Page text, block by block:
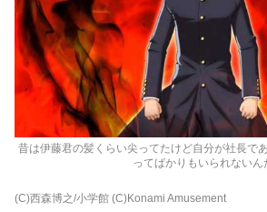
昔は伊藤君の髪くらい尖ってたけど自分が社長で
ってばかりもいられないん
(C)西森博之/小学館 (C)Konami Amusement